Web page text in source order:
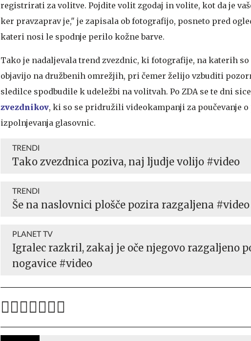
registrirati za volitve. Pojdite volit zgodaj in volite, kot da je
ker pravzaprav je," je zapisala ob fotografijo, posneto pred
kateri nosi le spodnje perilo kožne barve.
Tako je nadaljevala trend zvezdnic, ki fotografije, na katerih
objavijo na družbenih omrežjih, pri čemer želijo vzbuditi
sledilce spodbudile k udeležbi na volitvah. Po ZDA se te dni
zvezdnikov, ki so se pridružili videokampanji za poučevanje
izpolnjevanja glasovnic.
TRENDI
Tako zvezdnica poziva, naj ljudje volijo #video
TRENDI
Še na naslovnici plošče pozira razgaljena #video
PLANET TV
Igralec razkril, zakaj je oče njegovo razgaljeno
nogavice #video